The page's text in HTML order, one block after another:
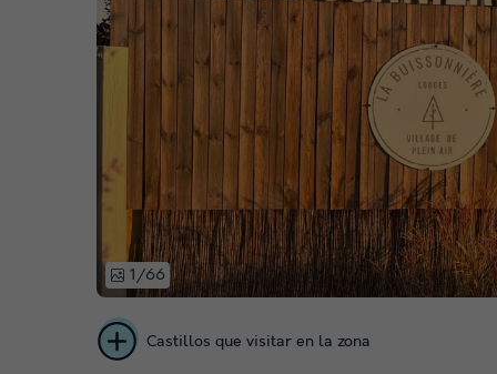
1/66
Castillos que visitar en la zona